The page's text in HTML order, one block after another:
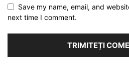
Save my name, email, and
next time I comment.